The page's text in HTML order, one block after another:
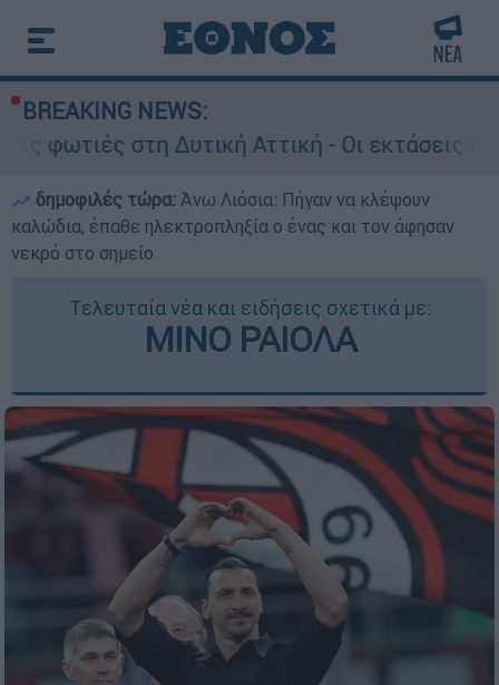
BREAKING NEWS:
Δυτική Αττική - Οι εκτάσεις που κάηκαν
δημοφιλές τώρα: Άνω Λιόσια: Πήγαν να κλέψουν
καλώδια, έπαθε ηλεκτροπληξία ο ένας και τον άφησαν
νεκρό στο σημείο
Τελευταία νέα και ειδήσεις σχετικά με:
ΜΙΝΟ ΡΑΙΟΛΑ